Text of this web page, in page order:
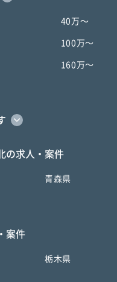
40万〜
100万〜
160万〜
の求人・案件
青森県
案件
栃木県